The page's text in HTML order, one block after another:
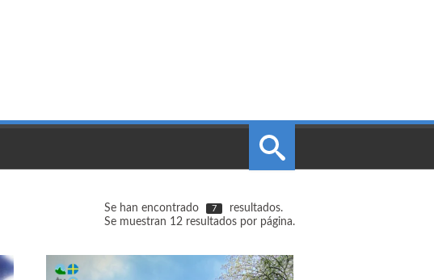
Se han encontrado 7
resultados.
Se muestran 12 resultados por página.